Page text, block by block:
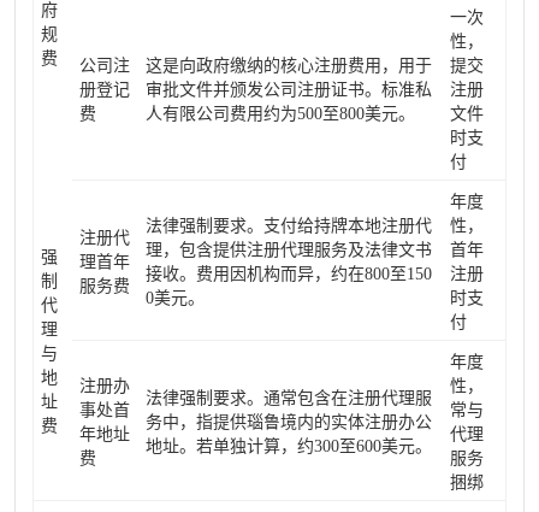
府
规
费
公司注
册登记
费
这是向政府缴纳的核心注册费用，用于
审批文件并颁发公司注册证书。标准私
人有限公司费用约为500至800美元。
一次
性，
提交
注册
文件
时支
付
强
制
代
理
与
地
址
费
注册代
理首年
服务费
法律强制要求。支付给持牌本地注册代
理，包含提供注册代理服务及法律文书
接收。费用因机构而异，约在800至150
0美元。
年度
性，
首年
注册
时支
付
注册办
事处首
年地址
费
法律强制要求。通常包含在注册代理服
务中，指提供瑙鲁境内的实体注册办公
地址。若单独计算，约300至600美元。
年度
性，
常与
代理
服务
捆绑